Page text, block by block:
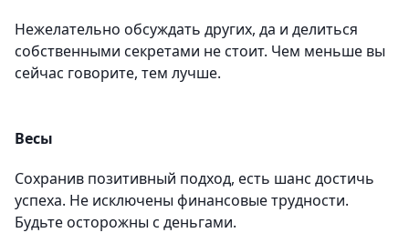
Нежелательно обсуждать других, да и делиться
собственными секретами не стоит. Чем меньше вы
сейчас говорите, тем лучше.
Весы
Сохранив позитивный подход, есть шанс достичь
успеха. Не исключены финансовые трудности.
Будьте осторожны с деньгами.